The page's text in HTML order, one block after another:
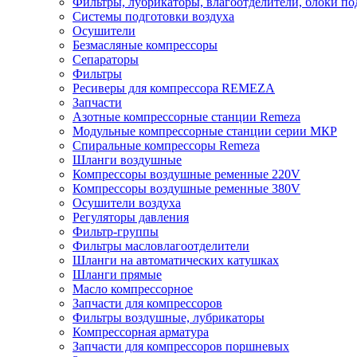
Системы подготовки воздуха
Осушители
Безмасляные компрессоры
Сепараторы
Фильтры
Ресиверы для компрессора REMEZA
Запчасти
Азотные компрессорные станции Remeza
Модульные компрессорные станции серии МКР
Спиральные компрессоры Remeza
Шланги воздушные
Компрессоры воздушные ременные 220V
Компрессоры воздушные ременные 380V
Осушители воздуха
Регуляторы давления
Фильтр-группы
Фильтры масловлагоотделители
Шланги на автоматических катушках
Шланги прямые
Масло компрессорное
Запчасти для компрессоров
Фильтры воздушные, лубрикаторы
Компрессорная арматура
Запчасти для компрессоров поршневых